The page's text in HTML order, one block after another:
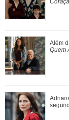
Jim
da
Além
Quem
Além
Quem